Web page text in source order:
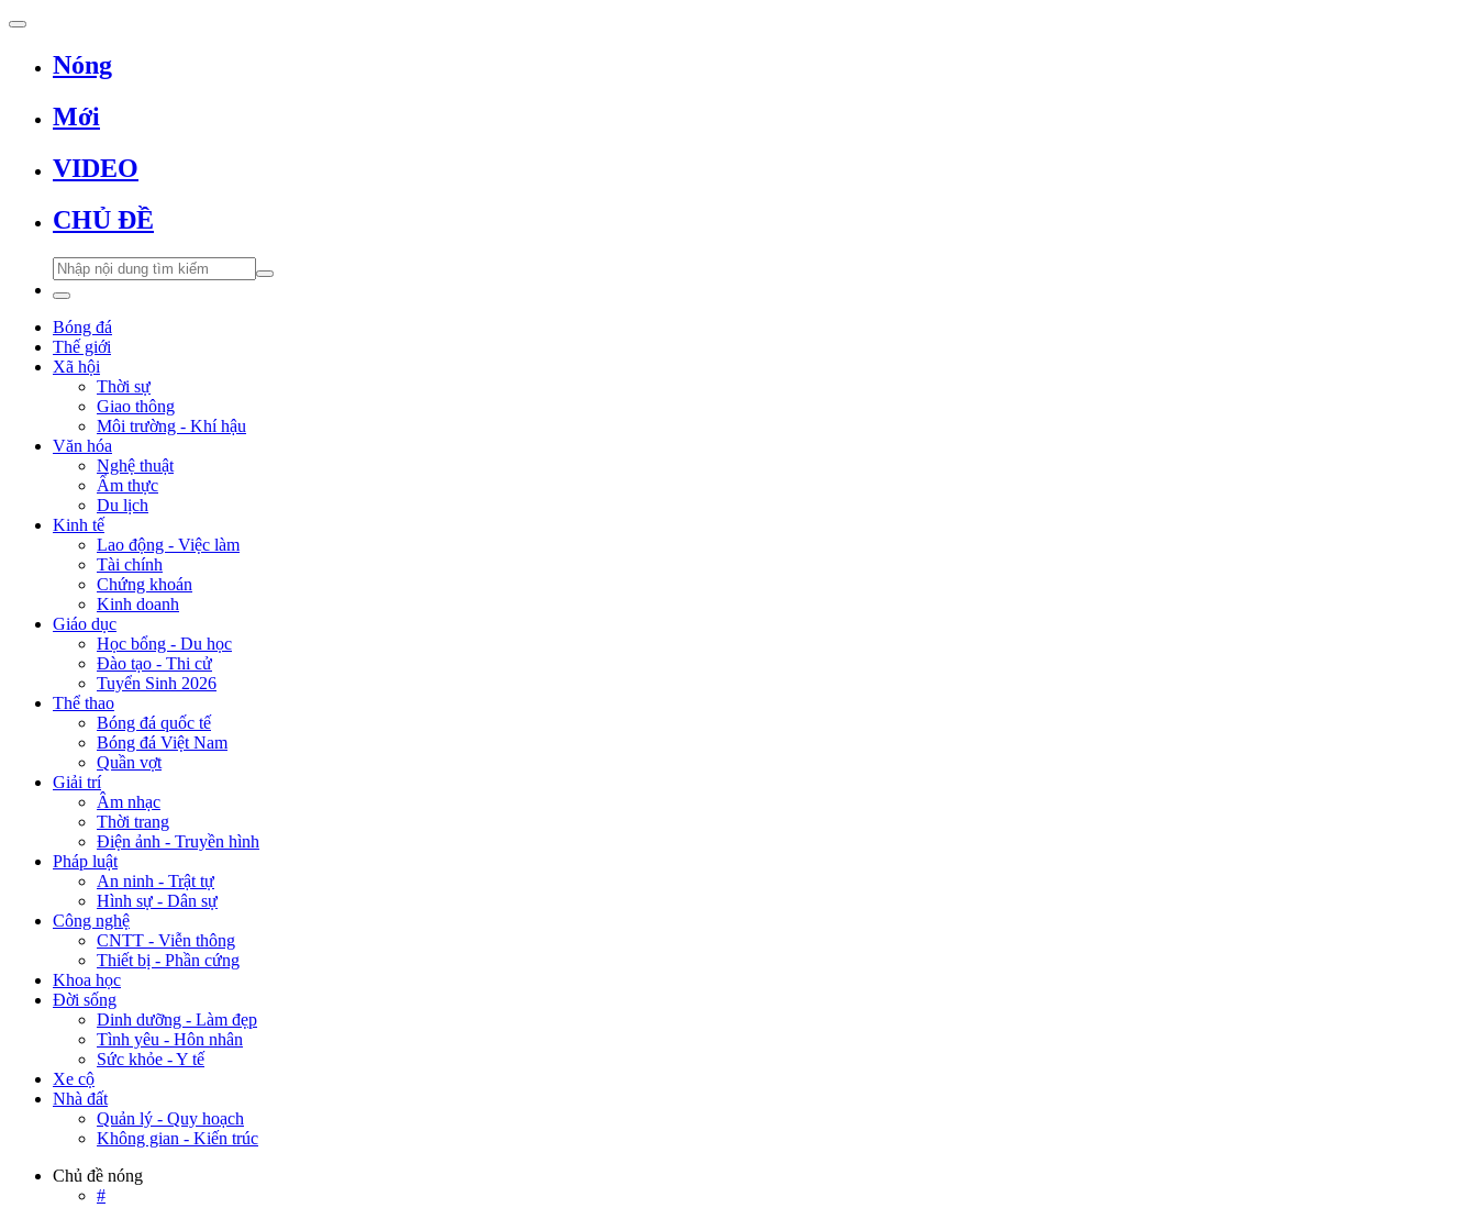
Nóng
Mới
VIDEO
CHỦ ĐỀ
Bóng đá
Thế giới
Xã hội
Thời sự
Giao thông
Môi trường - Khí hậu
Văn hóa
Nghệ thuật
Ẩm thực
Du lịch
Kinh tế
Lao động - Việc làm
Tài chính
Chứng khoán
Kinh doanh
Giáo dục
Học bổng - Du học
Đào tạo - Thi cử
Tuyển Sinh 2026
Thể thao
Bóng đá quốc tế
Bóng đá Việt Nam
Quần vợt
Giải trí
Âm nhạc
Thời trang
Điện ảnh - Truyền hình
Pháp luật
An ninh - Trật tự
Hình sự - Dân sự
Công nghệ
CNTT - Viễn thông
Thiết bị - Phần cứng
Khoa học
Đời sống
Dinh dưỡng - Làm đẹp
Tình yêu - Hôn nhân
Sức khỏe - Y tế
Xe cộ
Nhà đất
Quản lý - Quy hoạch
Không gian - Kiến trúc
Chủ đề nóng
#